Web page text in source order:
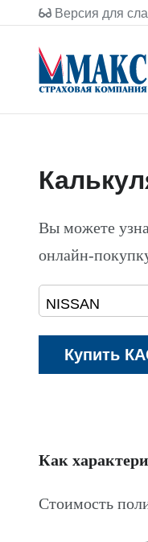
Версия для
Вы можете
онлайн-
Как
Стоимость